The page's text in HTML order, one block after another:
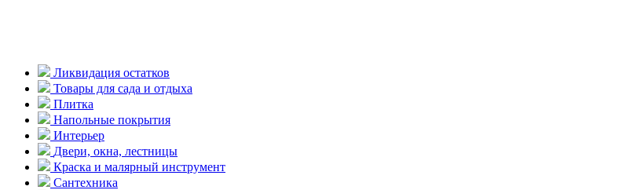
Ликвидация остатков
Товары для сада и отдыха
Плитка
Напольные покрытия
Интерьер
Двери, окна, лестницы
Краска и малярный инструмент
Сантехника